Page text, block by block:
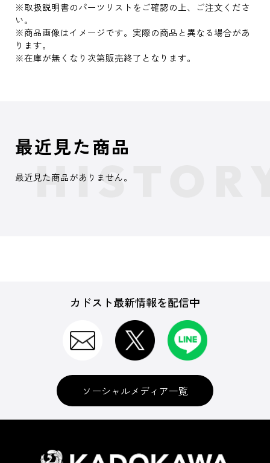
※取扱説明書のパーツリストをご確認の上、ご注文くださ
い。
※商品画像はイメージです。実際の商品と異なる場合があ
ります。
※在庫が無くなり次第販売終了となります。
最近見た商品
最近見た商品がありません。
カドスト最新情報を配信中
ソーシャルメディア一覧